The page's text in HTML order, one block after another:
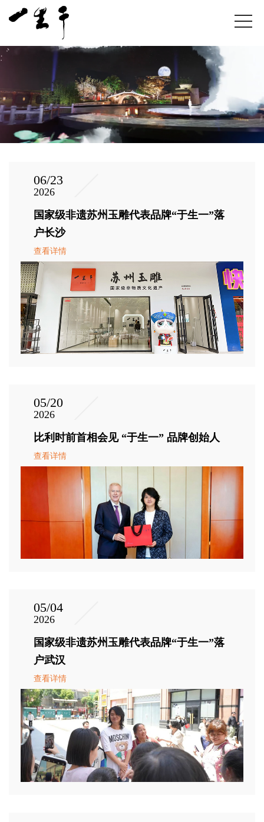
06/23
2026
国家级非遗苏州玉雕代表品牌“于生一”落
户长沙
查看详情
05/20
2026
比利时前首相会见 “于生一” 品牌创始人
查看详情
05/04
2026
国家级非遗苏州玉雕代表品牌“于生一”落
户武汉
查看详情